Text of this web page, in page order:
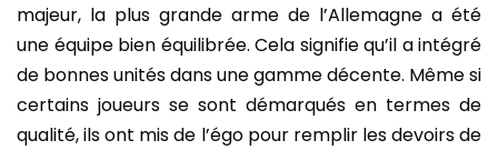
majeur, la plus grande arme de l’Allemagne a été
une équipe bien équilibrée. Cela signifie qu’il a intégré
de bonnes unités dans une gamme décente. Même si
certains joueurs se sont démarqués en termes de
qualité, ils ont mis de l’égo pour remplir les devoirs de